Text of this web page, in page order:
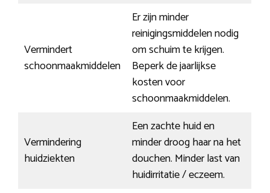
Vermindert
schoonmaakmiddelen
Er zijn minder
reinigingsmiddelen nodig
om schuim te krijgen.
Beperk de jaarlijkse
kosten voor
schoonmaakmiddelen.
Vermindering
huidziekten
Een zachte huid en
minder droog haar na het
douchen. Minder last van
huidirritatie / eczeem.